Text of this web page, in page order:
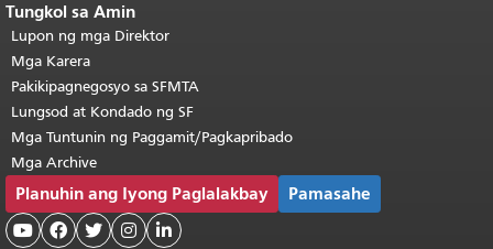
Tungkol sa Amin
Lupon ng mga Direktor
Mga Karera
Pakikipagnegosyo sa SFMTA
Lungsod at Kondado ng SF
Mga Tuntunin ng Paggamit/Pagkapribado
Mga Archive
Planuhin ang Iyong Paglalakbay Pamasahe
    